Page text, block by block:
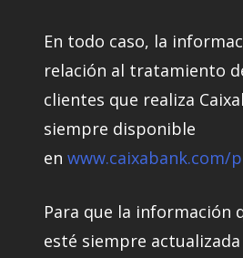
En todo caso, la
relación al tratamiento
clientes que realiza
siempre disponible
en www.caixabank.com/
Para que la información
esté siempre